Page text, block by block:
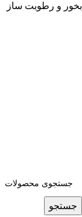
بخور و رطوبت ساز
جستجو